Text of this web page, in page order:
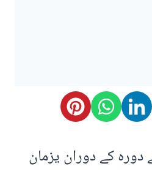
کے دوران یزمان